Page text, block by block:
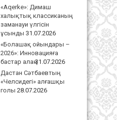
«Aqerke»: Димаш
халықтық классиканың
заманауи үлгісін
ұсынды 31.07.2026
«Болашақ ойындары –
2026»: Инновацияға
бастар алаң 31.07.2026
Дастан Сәтбаевтың
«Челсидегі» алғашқы
голы 28.07.2026